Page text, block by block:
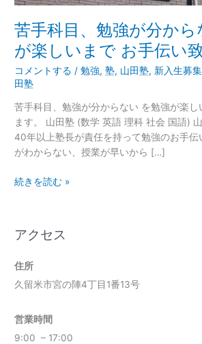
苦手科目、勉強が分か
が楽しいまで お手伝い
コメントする /勉強,塾, 山田塾, 新入生募集
田塾
苦手科目、勉強が分からない を勉強が楽し
ます。 山田塾 (数学 英語 理科 社会 国語)
40年以上塾長が責任を持って勉強のお手伝
がわからない、授業が早いから […]
い
を
勉
強
が
楽
い
ま
で
お
伝
し
す。
続きを読む »
アクセス
住所
久留米市宮の陣4丁目1番13号
営業時間
9:00 – 17:00